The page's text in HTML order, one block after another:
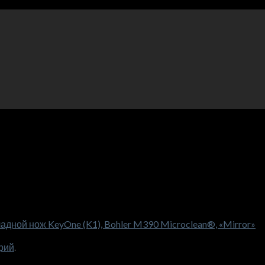
нож KeyOne (K1), Bohler M390 Microclean®, «Mirror»
.